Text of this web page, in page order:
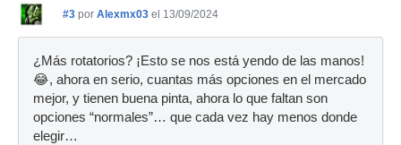
#3 por Alexmx03 el 13/09/2024
¿Más rotatorios? ¡Esto se nos está yendo de las manos!
😂, ahora en serio, cuantas más opciones en el mercado
mejor, y tienen buena pinta, ahora lo que faltan son
opciones “normales”… que cada vez hay menos donde
elegir…